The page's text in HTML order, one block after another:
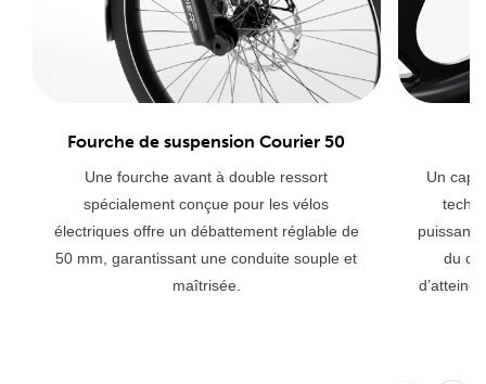
Fourche de suspension Courier 50
Une fourche avant à double ressort
spécialement conçue pour les vélos
électriques offre un débattement réglable de
50 mm, garantissant une conduite souple et
maîtrisée.
Un
du